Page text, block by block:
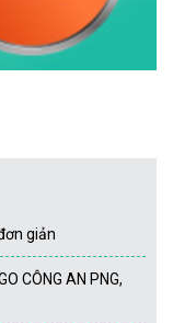
giản
CÔNG AN PNG,